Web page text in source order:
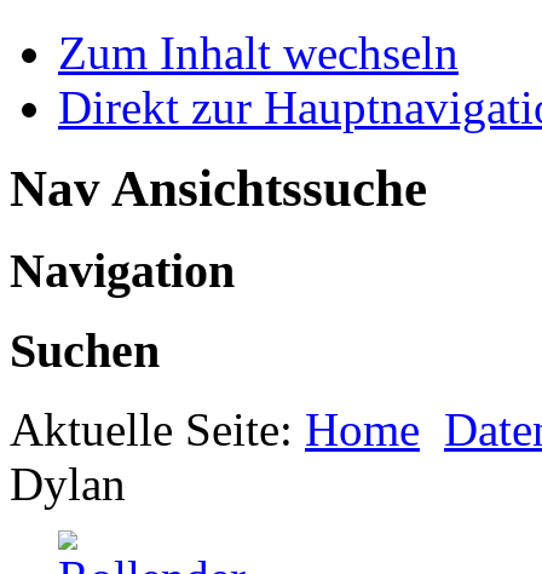
Zum Inhalt wechseln
Direkt zur
Nav Ansichtssuche
Navigation
Suchen
Aktuelle Seite: Home
Dylan